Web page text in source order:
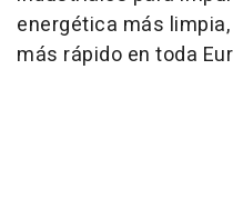
energética más
más rápido en toda